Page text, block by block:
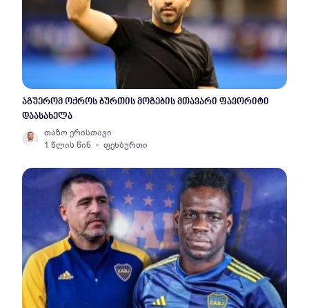
აგუერომ ოქროს ბურთის მოგების მთავარი ფავორიტი
დაასახელა
თაზო ერისთავი
1 წლის წინ
ფეხბურთი